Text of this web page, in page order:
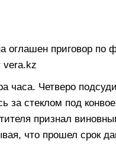
оглашен приговор по
vera.kz
часа. Четверо
за стеклом под
признал
что прошел срок